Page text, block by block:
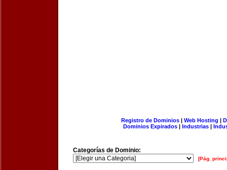
Registro de Dominios| Web Hosting |
Dominios Expirados | Industrias |
Categorías de Dominio:
[Pág.